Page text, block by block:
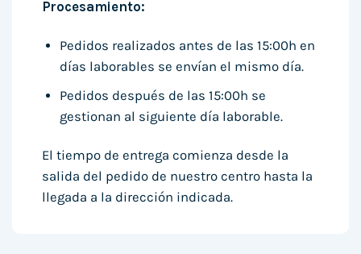
Procesamiento:
Pedidos realizados antes de las 15:00h en
días laborables se envían el mismo día.
Pedidos después de las 15:00h se
gestionan al siguiente día laborable.
El tiempo de entrega comienza desde la
salida del pedido de nuestro centro hasta la
llegada a la dirección indicada.